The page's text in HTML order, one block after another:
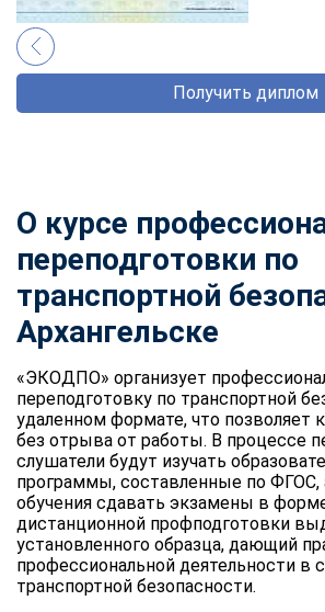
Получить диплом
О курсе
переподготовки по
транспортной
Архангельске
«ЭКОДПО» организует
переподготовку по транспортной
удаленном формате, что позволяет
без отрыва от работы. В процессе
слушатели будут изучать
программы, составленные по ФГОС,
обучения сдавать экзамены в
дистанционной профподготовки
установленного образца, дающий
профессиональной деятельности в
транспортной безопасности.